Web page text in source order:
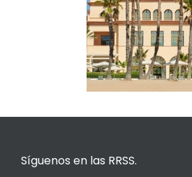
Síguenos en las RRSS.